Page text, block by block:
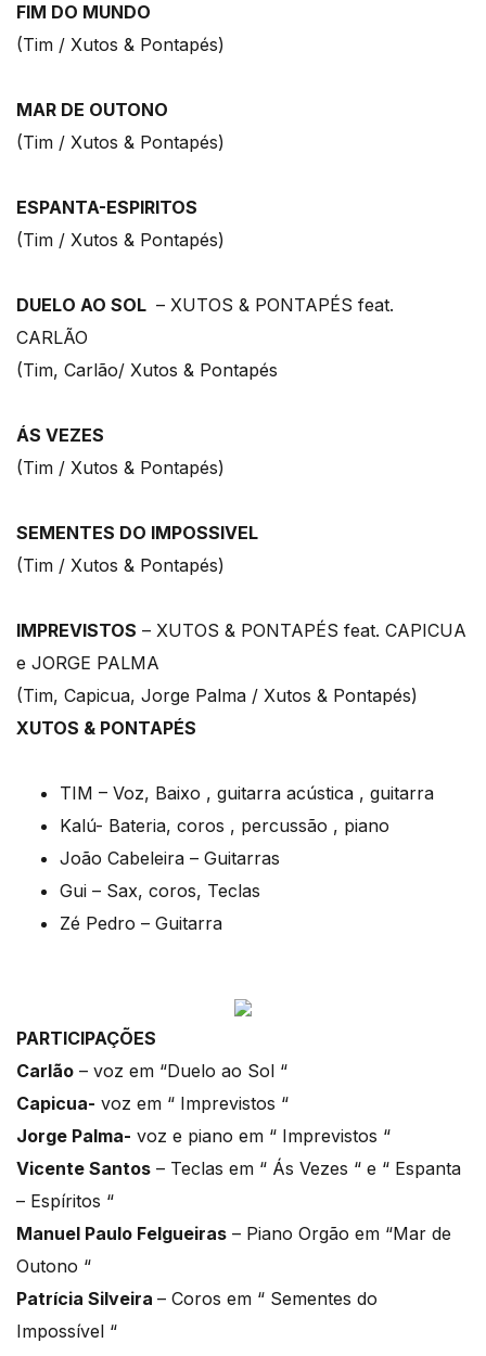
FIM DO MUNDO
(Tim / Xutos & Pontapés)
MAR DE OUTONO
(Tim / Xutos & Pontapés)
ESPANTA-ESPIRITOS
(Tim / Xutos & Pontapés)
DUELO AO SOL – XUTOS & PONTAPÉS feat.
CARLÃO
(Tim, Carlão/ Xutos & Pontapés
ÁS VEZES
(Tim / Xutos & Pontapés)
SEMENTES DO IMPOSSIVEL
(Tim / Xutos & Pontapés)
IMPREVISTOS – XUTOS & PONTAPÉS feat. CAPICUA
e JORGE PALMA
(Tim, Capicua, Jorge Palma / Xutos & Pontapés)
XUTOS & PONTAPÉS
TIM – Voz, Baixo , guitarra acústica , guitarra
Kalú- Bateria, coros , percussão , piano
João Cabeleira – Guitarras
Gui – Sax, coros, Teclas
Zé Pedro – Guitarra
PARTICIPAÇÕES
Carlão – voz em “Duelo ao Sol “
Capicua- voz em “ Imprevistos “
Jorge Palma- voz e piano em “ Imprevistos “
Vicente Santos – Teclas em “ Ás Vezes “ e “ Espanta
– Espíritos “
Manuel Paulo Felgueiras – Piano Orgão em “Mar de
Outono “
Patrícia Silveira – Coros em “ Sementes do
Impossível “